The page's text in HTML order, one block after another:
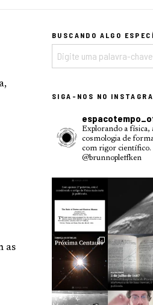
as
BUSCANDO ALGO
SIGA-NOS NO
Explorando a física,
cosmologia de
com rigor científico.
@brunnopleffken